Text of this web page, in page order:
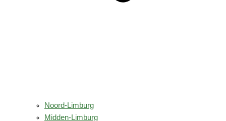
Noord-Limburg
Midden-Limburg